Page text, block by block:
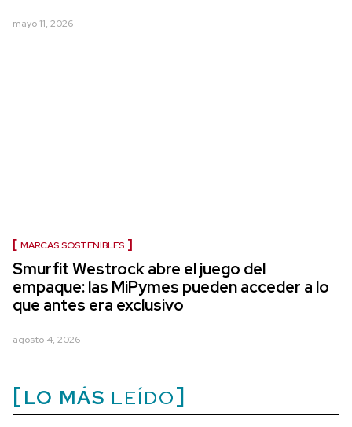
mayo 11, 2026
MARCAS SOSTENIBLES
Smurfit Westrock abre el juego del
empaque: las MiPymes pueden acceder a lo
que antes era exclusivo
agosto 4, 2026
LO MÁS LEÍDO